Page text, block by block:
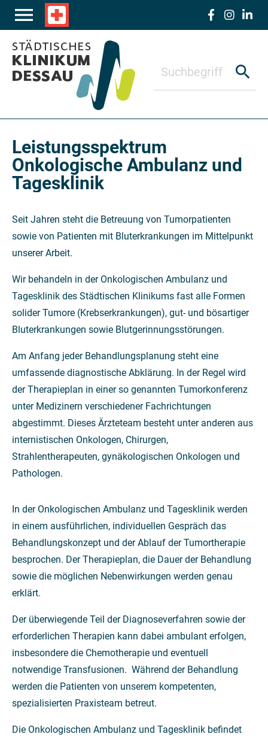
Zum Hauptinhalt springen
menu local_hospital
search
Leistungsspektrum
Onkologische Ambulanz und
Tagesklinik
Seit Jahren steht die Betreuung von Tumorpatienten
sowie von Patienten mit Bluterkrankungen im Mittelpunkt
unserer Arbeit.
Wir behandeln in der Onkologischen Ambulanz und
Tagesklinik des Städtischen Klinikums fast alle Formen
solider Tumore (Krebserkrankungen), gut- und bösartiger
Bluterkrankungen sowie Blutgerinnungsstörungen.
Am Anfang jeder Behandlungsplanung steht eine
umfassende diagnostische Abklärung. In der Regel wird
der Therapieplan in einer so genannten Tumorkonferenz
unter Medizinern verschiedener Fachrichtungen
abgestimmt. Dieses Ärzteteam besteht unter anderen aus
internistischen Onkologen, Chirurgen,
Strahlentherapeuten, gynäkologischen Onkologen und
Pathologen.
In der Onkologischen Ambulanz und Tagesklinik werden
in einem ausführlichen, individuellen Gespräch das
Behandlungskonzept und der Ablauf der Tumortherapie
besprochen. Der Therapieplan, die Dauer der Behandlung
sowie die möglichen Nebenwirkungen werden genau
erklärt.
Der überwiegende Teil der Diagnoseverfahren sowie der
erforderlichen Therapien kann dabei ambulant erfolgen,
insbesondere die Chemotherapie und eventuell
notwendige Transfusionen. Während der Behandlung
werden die Patienten von unserem kompetenten,
spezialisierten Praxisteam betreut.
Die Onkologischen Ambulanz und Tagesklinik befindet